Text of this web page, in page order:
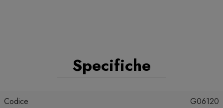
Specifiche
Codice
G06120